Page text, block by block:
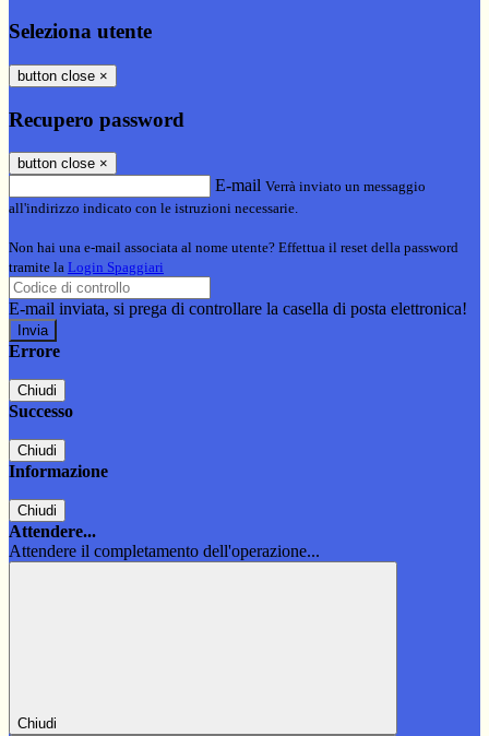
Seleziona utente
button close ×
Recupero password
button close ×
E-mail Verrà inviato un messaggio
all'indirizzo indicato con le istruzioni necessarie.
Non hai una e-mail associata al nome utente? Effettua il reset della password
tramite la Login Spaggiari
E-mail inviata, si prega di controllare la casella di posta elettronica!
Errore
Chiudi
Successo
Chiudi
Informazione
Chiudi
Attendere...
Attendere il completamento dell'operazione...
Chiudi